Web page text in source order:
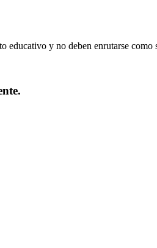
educativo y no deben enrutarse